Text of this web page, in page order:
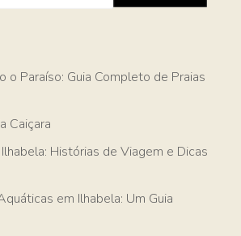
por:
o Paraíso: Guia Completo de Praias
Caiçara
Histórias de Viagem e Dicas
em Ilhabela: Um Guia